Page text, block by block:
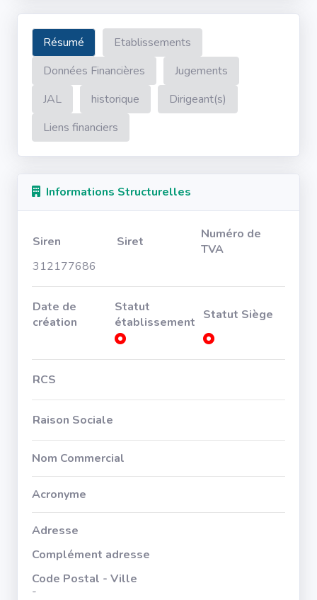
Résumé
Etablissements
Données Financières
Jugements
JAL
historique
Dirigeant(s)
Liens financiers
Informations Structurelles
Siren Siret
Numéro de
TVA
312177686
Date de
création
Statut
établissement Statut Siège
RCS
Raison Sociale
Nom Commercial
Acronyme
Adresse
Complément adresse
Code Postal - Ville
-